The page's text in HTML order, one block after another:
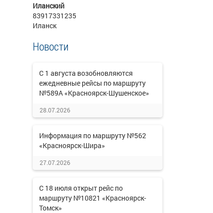
Иланский
83917331235
Иланск
Новости
С 1 августа возобновляются
ежедневные рейсы по маршруту
№589А «Красноярск-Шушенское»
28.07.2026
Информация по маршруту №562
«Красноярск-Шира»
27.07.2026
С 18 июля открыт рейс по
маршруту №10821 «Красноярск-
Томск»